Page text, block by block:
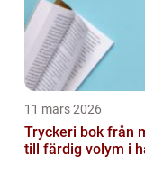
11 mars 2026
Tryckeri bok från manus
till färdig volym i